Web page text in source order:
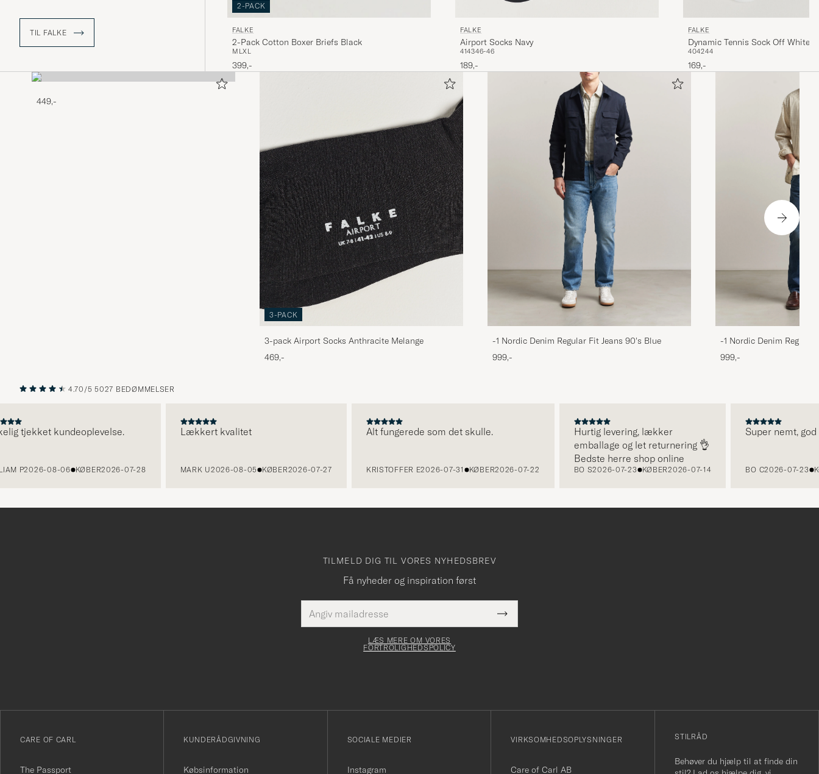
TIL FALKE
2-PACK
FALKE
2-Pack Cotton Boxer Briefs Black
M LXL
399,-
FALKE
Airport Socks Navy
414346-46
189,-
FALKE
Dynamic Tennis Sock Off White
404244
169,-
449,-
3-PACK
3-pack Airport Socks Anthracite Melange
469,-
-1 Nordic Denim Regular Fit Jeans 90's Blue
999,-
-1 Nordic Denim Regular
999,-
NÆSTE
4.70/5 5027 BEDØMMELSER
tjekket kundeoplevelse.
P2026-08-06 KØBER2026-07-28
Lækkert kvalitet
MARK U2026-08-05 KØBER2026-07-27
Alt fungerede som det skulle.
KRISTOFFER E2026-07-31 KØBER2026-07-22
Hurtig levering, lækker
emballage og let returnering 👌
Bedste herre shop online
BO S2026-07-23 KØBER2026-07-14
Super nemt, god
BO C2026-07-23
TILMELD DIG TIL VORES NYHEDSBREV
Få nyheder og inspiration først
mailadresse
Dette
felt skal
Submit
Newsletter
till
nyhetsbrev!
LÆS MERE OM VORES
FORTROLIGHEDSPOLICY
CARE OF CARL
The Passport
KUNDERÅDGIVNING
Købsinformation
SOCIALE MEDIER
Instagram
VIRKSOMHEDSOPLYSNINGER
Care of Carl AB
STILRÅD
Behøver du hjælp til at finde din